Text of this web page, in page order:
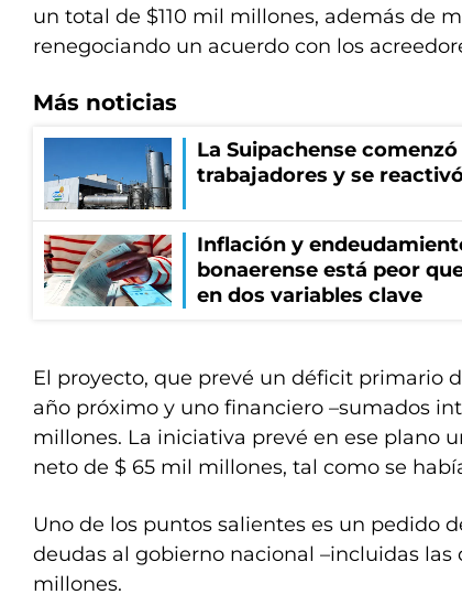
un total de $110 mil millones, además de
renegociando un acuerdo con los
Más noticias
La Suipachense
trabajadores y se
Inflación y
bonaerense está peor
en dos variables clave
El proyecto, que prevé un déficit primario
año próximo y uno financiero –sumados
millones. La iniciativa prevé en ese plano
neto de $ 65 mil millones, tal como se
Uno de los puntos salientes es un pedido
deudas al gobierno nacional –incluidas las
millones.